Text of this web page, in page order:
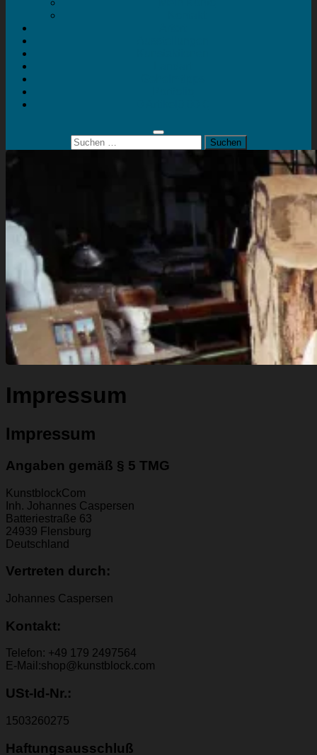
Suchen
nach:
Impressum
Impressum
Angaben gemäß § 5 TMG
KunstblockCom
Inh. Johannes Caspersen
Batteriestraße 63
24939 Flensburg
Deutschland
Vertreten durch:
Johannes Caspersen
Kontakt:
Telefon: +49 179 2497564‬
E-Mail:shop@kunstblock.com
USt-Id-Nr.:
1503260275
Haftungsausschluß